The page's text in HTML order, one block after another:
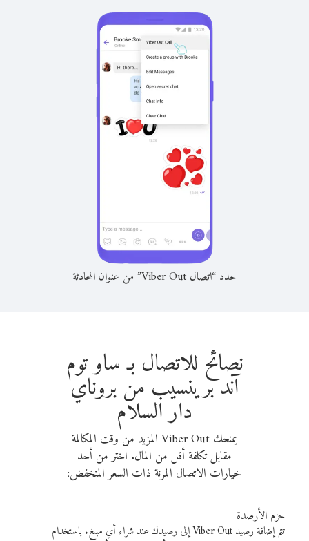
حدد “اتصال Viber Out” من عنوان المحادثة
نصائح للاتصال بـ ساو توم
آند برينسيب من بروناي
دار السلام
يمنحك Viber Out المزيد من وقت المكالمة
مقابل تكلفة أقل من المال. اختر من أحد
خيارات الاتصال المرنة ذات السعر المنخفض:
حزم الأرصدة
تتم إضافة رصيد Viber Out إلى رصيدك عند شراء أي مبلغ. باستخدام